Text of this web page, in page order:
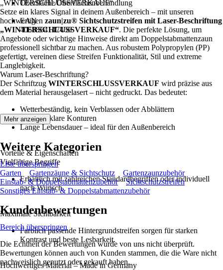
Oberfläche/Oberflächenbehandlung
-
EAN
4068864147466
„WINTERSCHLUSSVERKAUF“
Setze ein klares Signal in deinem Außenbereich – mit unseren
hochwertigen zaun|zu® Sichtschutzstreifen mit Laser-Beschriftung
„WINTERSCHLUSSVERKAUF“. Die perfekte Lösung, um
Angebote oder wichtige Hinweise direkt am Doppelstabmattenzaun
professionell sichtbar zu machen. Aus robustem Polypropylen (PP)
gefertigt, vereinen diese Streifen Funktionalität, Stil und extreme
Langlebigkeit.
Warum Laser-Beschriftung?
Der Schriftzug WINTERSCHLUSSVERKAUF wird präzise aus
dem Material herausgelasert – nicht gedruckt. Das bedeutet:
Wetterbeständig, kein Verblassen oder Abblättern
Saubere, klare Konturen
Lange Lebensdauer – ideal für den Außenbereich
Vorteile & Eigenschaften
Vielfältige Begriffe
Erhältlich mit zahlreichen Standardbegriffen oder individuell
nach Wunsch.
Maximale Sichtbarkeit
Farblich passende Hintergrundstreifen sorgen für starken
Kontrast und beste Lesbarkeit.
Hochwertiges Material – Made in Germany
Mehr anzeigen
Weitere Kategorien
Liste überspringen
Garten
Gartenzäune & Sichtschutz
Gartenzaunzubehör
Einstab- & Doppelstabmattenzubehör
Sichtschutzstreifen
Sonstiges Einstab- & Doppelstabmattenzubehör
Kundenbewertungen
Bereich überspringen
Die Echtheit der Bewertungen wurde von uns nicht überprüft.
Bewertungen können auch von Kunden stammen, die die Ware nicht
nachweislich genutzt oder gekauft haben.